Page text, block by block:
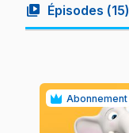
video_library Épisodes (15)
Abonnement